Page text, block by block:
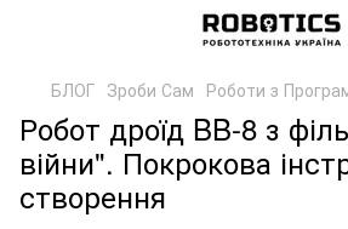
БЛОГ Зроби Сам Роботи з
Робот дроїд BB-8 з
війни". Покрокова
створення